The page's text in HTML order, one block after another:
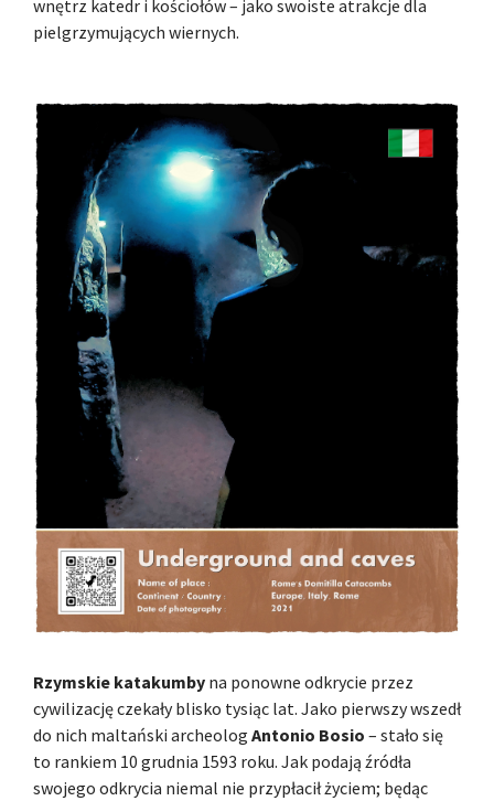
wnętrz katedr i kościołów – jako swoiste atrakcje dla
pielgrzymujących wiernych.
Rzymskie katakumby na ponowne odkrycie przez
cywilizację czekały blisko tysiąc lat. Jako pierwszy wszedł
do nich maltański archeolog Antonio Bosio – stało się
to rankiem 10 grudnia 1593 roku. Jak podają źródła
swojego odkrycia niemal nie przypłacił życiem; będąc